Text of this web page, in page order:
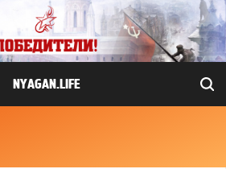
NYAGAN.LIFE